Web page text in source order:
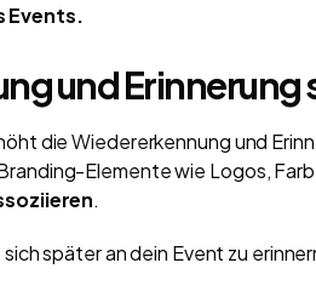
Events.
und Erinnerung
die Wiedererkennung und
Elemente wie Logos,
.
später an dein Event zu